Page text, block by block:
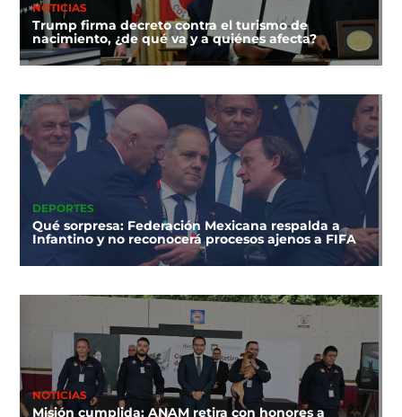
NOTICIAS
Trump firma decreto contra el turismo de
nacimiento, ¿de qué va y a quiénes afecta?
DEPORTES
Qué sorpresa: Federación Mexicana respalda a
Infantino y no reconocerá procesos ajenos a FIFA
NOTICIAS
Misión cumplida: ANAM retira con honores a